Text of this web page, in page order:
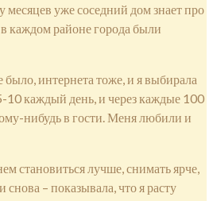
месяцев уже соседний дом знает про
каждом районе города были
интернета тоже, и я выбирала
10 каждый день, и через каждые 100
нибудь в гости. Меня любили и
становиться лучше, снимать ярче,
снова – показывала, что я расту